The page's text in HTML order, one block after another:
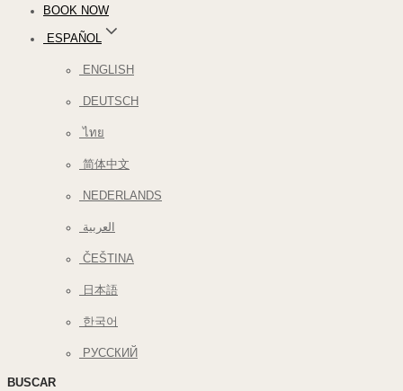
BOOK NOW
ESPAÑOL
ENGLISH
DEUTSCH
ไทย
简体中文
NEDERLANDS
العربية
ČEŠTINA
日本語
한국어
РУССКИЙ
BUSCAR